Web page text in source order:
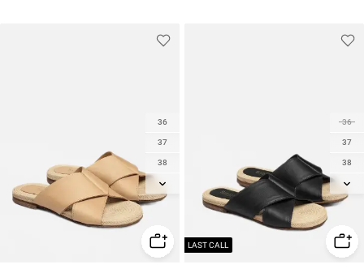
LAST CALL
36
37
38
39
40
36
37
38
39
40